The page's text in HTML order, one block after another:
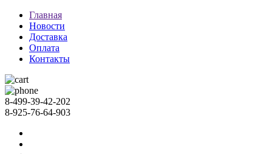
Главная
Новости
Доставка
Оплата
Контакты
8-499-39-42-202
8-925-76-64-903